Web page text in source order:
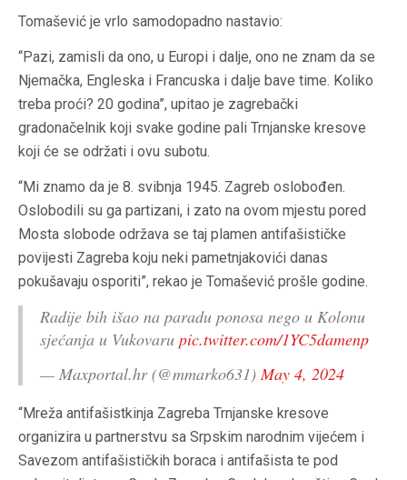
Tomašević je vrlo samodopadno nastavio:
“Pazi, zamisli da ono, u Europi i dalje, ono ne znam da se
Njemačka, Engleska i Francuska i dalje bave time. Koliko
treba proći? 20 godina”, upitao je zagrebački
gradonačelnik koji svake godine pali Trnjanske kresove
koji će se održati i ovu subotu.
“Mi znamo da je 8. svibnja 1945. Zagreb oslobođen.
Oslobodili su ga partizani, i zato na ovom mjestu pored
Mosta slobode održava se taj plamen antifašističke
povijesti Zagreba koju neki pametnjakovići danas
pokušavaju osporiti”, rekao je Tomašević prošle godine.
Radije bih išao na paradu ponosa nego u Kolonu
sjećanja u Vukovaru pic.twitter.com/1YC5damenp
— Maxportal.hr (@mmarko631)May 4, 2024
“Mreža antifašistkinja Zagreba Trnjanske kresove
organizira u partnerstvu sa Srpskim narodnim vijećem i
Savezom antifašističkih boraca i antifašista te pod